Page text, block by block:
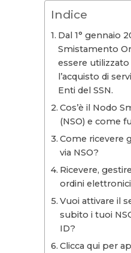
Indice
Dal 1° gennaio
Smistamento
essere
l’acquisto di
Enti del SSN.
Cos’è il Nodo
(NSO) e come
Come ricevere
via NSO?
Ricevere,
ordini
Vuoi attivare il
subito i tuoi
ID?
Clicca qui per